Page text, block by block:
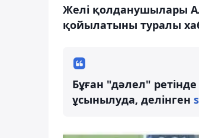
Желі қолданушылары
қойылатыны туралы
Бұған "дәлел"
ұсынылуда, делінген